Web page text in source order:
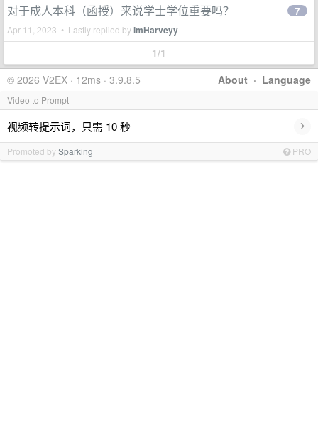
对于成人本科（函授）来说学士学位重要吗？
Apr 11, 2023 • Lastly replied byimHarveyy
7
1/1
About · Language
© 2026 V2EX · 12ms · 3.9.8.5
Video to Prompt
视频转提示词，只需 10 秒 ›
Promoted bySparking PRO